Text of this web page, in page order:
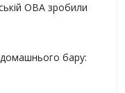
ОВА зробили
бару: